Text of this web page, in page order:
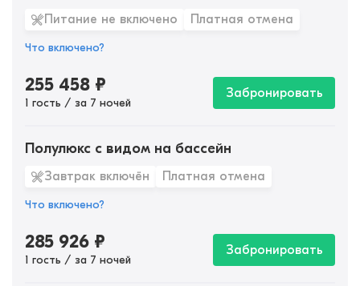
Питание не включено Платная отмена
Что включено?
255 458 ₽
1 гость / за 7 ночей
Забронировать
Полулюкс с видом на бассейн
Завтрак включён Платная отмена
Что включено?
285 926 ₽
1 гость / за 7 ночей
Забронировать